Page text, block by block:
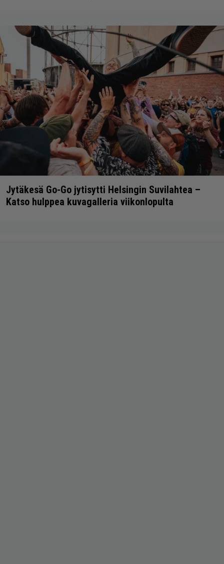
Jytäkesä Go-Go jytisytti Helsingin Suvilahtea –
Katso hulppea kuvagalleria viikonlopulta